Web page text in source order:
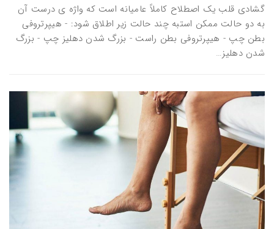
گشادی قلب یک اصطلاح کاملاً عامیانه است که واژه ی درست آن
به دو حالت ممکن استبه چند حالت زیر اطلاق شود: - هیپرتروفی
بطن چپ - هیپرتروفی بطن راست - بزرگ شدن دهلیز چپ - بزرگ
شدن دهلیز…